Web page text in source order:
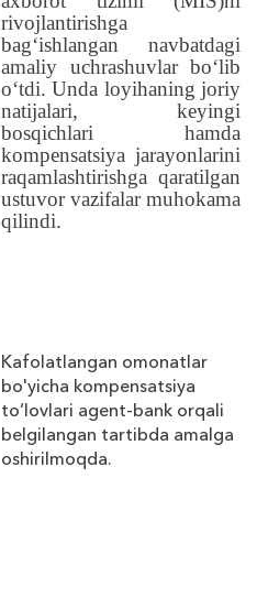
rivojlantirishga
bagʻishlangan navbatdagi
amaliy uchrashuvlar boʻlib
oʻtdi. Unda loyihaning joriy
natijalari, keyingi
bosqichlari hamda
kompensatsiya jarayonlarini
raqamlashtirishga qaratilgan
ustuvor vazifalar muhokama
qilindi.
Kafolatlangan omonatlar
bo'yicha kompensatsiya
to‘lovlari agent-bank orqali
belgilangan tartibda amalga
oshirilmoqda.